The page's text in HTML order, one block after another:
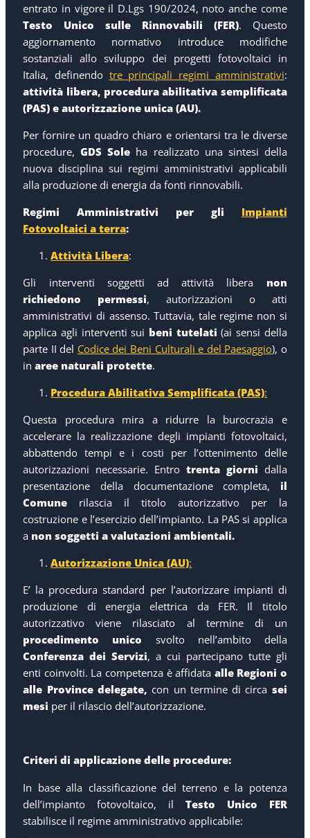
entrato in vigore il D.Lgs 190/2024, noto anche come
Testo Unico sulle Rinnovabili (FER). Questo
aggiornamento normativo introduce modifiche
sostanziali allo sviluppo dei progetti fotovoltaici in
Italia, definendo tre principali regimi amministrativi:
attività libera, procedura abilitativa semplificata
(PAS) e autorizzazione unica (AU).
Per fornire un quadro chiaro e orientarsi tra le diverse
procedure,GDS Sole ha realizzato una sintesi della
nuova disciplina sui regimi amministrativi applicabili
alla produzione di energia da fonti rinnovabili.
Regimi Amministrativi per gli Impianti
Fotovoltaici a terra:
Attività Libera:
Gli interventi soggetti ad attività libera non
richiedono permessi, autorizzazioni o atti
amministrativi di assenso. Tuttavia, tale regime non si
applica agli interventi sui beni tutelati (ai sensi della
parte II del Codice dei Beni Culturali e del Paesaggio), o
inaree naturali protette.
Procedura Abilitativa Semplificata (PAS):
Questa procedura mira a ridurre la burocrazia e
accelerare la realizzazione degli impianti fotovoltaici,
abbattendo tempi e i costi per l’ottenimento delle
autorizzazioni necessarie. Entro trenta giorni dalla
presentazione della documentazione completa, il
Comune rilascia il titolo autorizzativo per la
costruzione e l’esercizio dell’impianto. La PAS si applica
a non soggetti a valutazioni ambientali.
Autorizzazione Unica (AU):
E’ la procedura standard per l’autorizzare impianti di
produzione di energia elettrica da FER. Il titolo
autorizzativo viene rilasciato al termine di un
procedimento unico svolto nell’ambito della
Conferenza dei Servizi, a cui partecipano tutte gli
enti coinvolti. La competenza è affidata alle Regioni o
alle Province delegate, con un termine di circa sei
mesi per il rilascio dell’autorizzazione.
Criteri di applicazione delle procedure:
In base alla classificazione del terreno e la potenza
dell’impianto fotovoltaico, il Testo Unico FER
stabilisce il regime amministrativo applicabile: